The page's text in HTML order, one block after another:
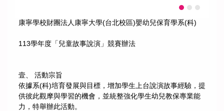
康寧學校財團法人康寧大學(台北校區)嬰幼兒保育學系(科)
113學年度「兒童故事說演」競賽辦法
壹、 活動宗旨
依據系(科)培育發展與目標，增加學生上台說演故事經驗，提
供彼此觀摩與學習的機會，並統整強化學生幼兒教保專業能
力，特舉辦此活動。